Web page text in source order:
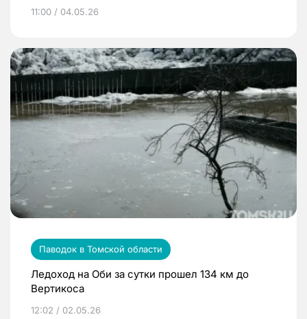
11:00 / 04.05.26
Паводок в Томской области
Ледоход на Оби за сутки прошел 134 км до
Вертикоса
12:02 / 02.05.26